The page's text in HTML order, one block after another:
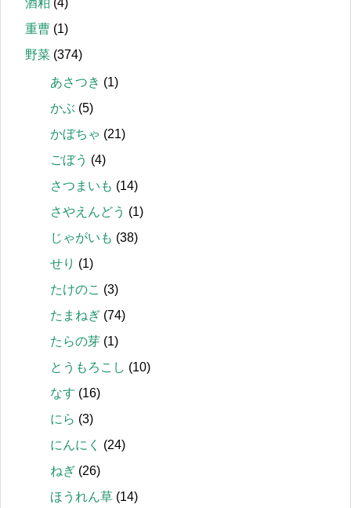
酒粕 (4)
重曹 (1)
野菜 (374)
あさつき (1)
かぶ (5)
かぼちゃ (21)
ごぼう (4)
さつまいも (14)
さやえんどう (1)
じゃがいも (38)
せり (1)
たけのこ (3)
たまねぎ (74)
たらの芽 (1)
とうもろこし (10)
なす (16)
にら (3)
にんにく
(24)
ねぎ (26)
ほうれん草 (14)